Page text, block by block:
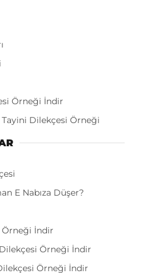
Örneği İndir
Dilekçesi Örneği
E Nabıza Düşer?
Örneği İndir
Örneği İndir
Örneği İndir